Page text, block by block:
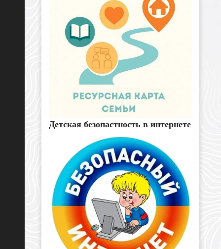
Детская безопастность в интернете